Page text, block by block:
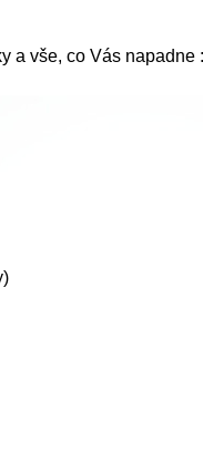
a vše, co Vás napadne